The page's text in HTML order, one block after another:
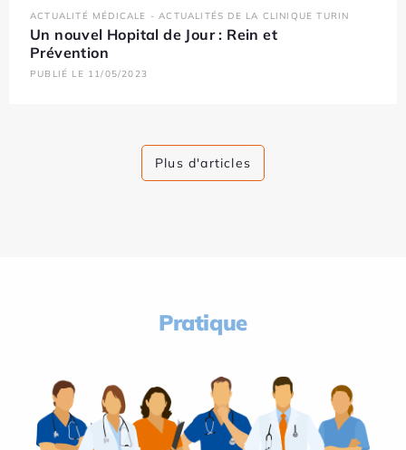
ACTUALITÉ MÉDICALE - ACTUALITÉS DE LA CLINIQUE TURIN
Un nouvel Hopital de Jour : Rein et
Prévention
PUBLIÉ LE 11/05/2023
Plus d'articles
Pratique